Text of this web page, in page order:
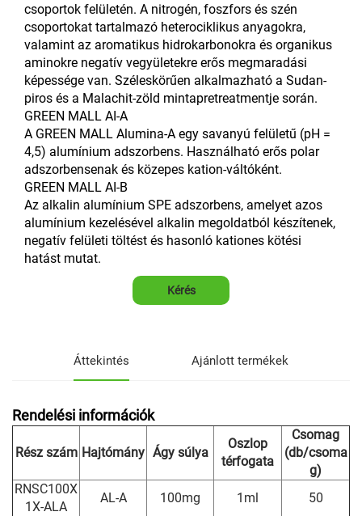
csoportok felületén. A nitrogén, foszfors és szén
csoportokat tartalmazó heterociklikus anyagokra,
valamint az aromatikus hidrokarbonokra és organikus
aminokre negatív vegyületekre erős megmaradási
képessége van. Széleskörűen alkalmazható a Sudan-
piros és a Malachit-zöld mintapretreatmentje során.
GREEN MALL AI-A
A GREEN MALL Alumina-A egy savanyú felületű (pH =
4,5) alumínium adszorbens. Használható erős polar
adszorbensenak és közepes kation-váltóként.
GREEN MALL AI-B
Az alkalin alumínium SPE adszorbens, amelyet azos
alumínium kezelésével alkalin megoldatból készítenek,
negatív felületi töltést és hasonló kationes kötési
hatást mutat.
Kérés
Áttekintés Ajánlott termékek
Rendelési információk
Rész szám Hajtómány Ágy súlya
Oszlop
térfogata
Csomag
(db/csoma
g)
RNSC100X
1X-ALA
AL-A 100mg 1ml
50